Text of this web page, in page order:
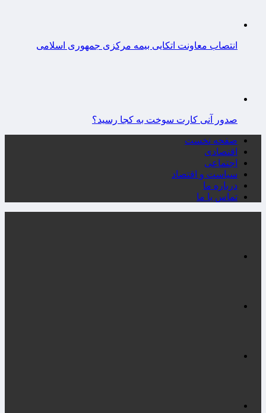
انتصاب معاونت اتکایی بیمه مرکزی جمهوری اسلامی
صدور آنی کارت سوخت به کجا رسید؟
صفحه نخست
اقتصادی
اجتماعی
سیاست و اقتصاد
درباره ما
تماس با ما